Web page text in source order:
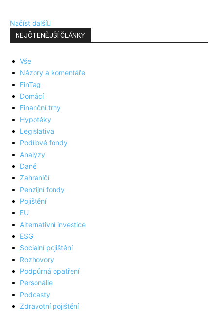
Načíst další
NEJČTENĚJŠÍ ČLÁNKY
Vše
Názory a komentáře
FinTag
Domácí
Finanční trhy
Hypotéky
Legislativa
Podílové fondy
Analýzy
Daně
Zahraničí
Penzijní fondy
Pojištění
EU
Alternativní investice
ESG
Sociální pojištění
Rozhovory
Podpůrná opatření
Personálie
Podcasty
Zdravotní pojištění